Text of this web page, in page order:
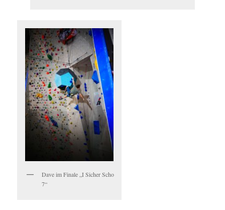
Dave im Finale „I Sicher Scho
7“